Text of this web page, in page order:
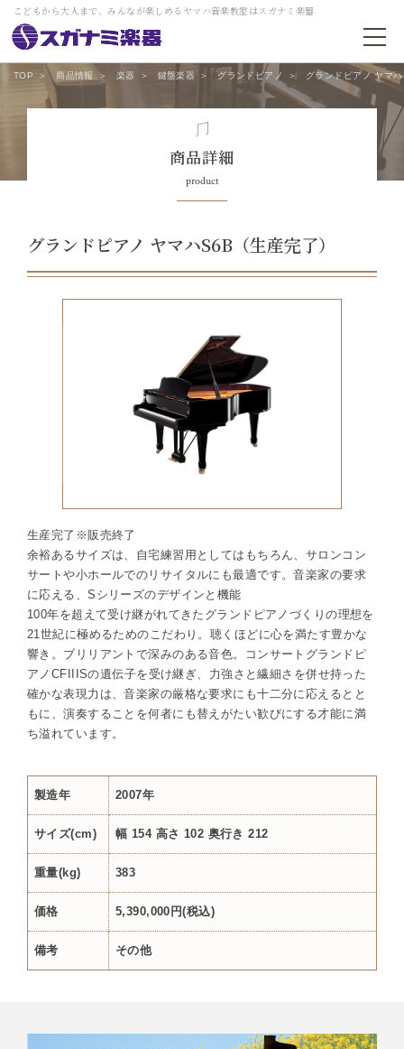
こどもから大人まで、みんなが楽しめるヤマハ音楽教室はスガナミ楽器
TOP 商品情報 楽器 鍵盤楽器 グランドピアノ グランドピアノ ヤマ
商品詳細
product
グランドピアノ ヤマハS6B（生産完了）
生産完了※販売終了
余裕あるサイズは、自宅練習用としてはもちろん、サロンコン
サートや小ホールでのリサイタルにも最適です。音楽家の要求
に応える、Sシリーズのデザインと機能
100年を超えて受け継がれてきたグランドピアノづくりの理想を
21世紀に極めるためのこだわり。聴くほどに心を満たす豊かな
響き。ブリリアントで深みのある音色。コンサートグランドピ
アノCFIIISの遺伝子を受け継ぎ、力強さと繊細さを併せ持った
確かな表現力は、音楽家の厳格な要求にも十二分に応えるとと
もに、演奏することを何者にも替えがたい歓びにする才能に満
ち溢れています。
製造年 2007年
サイズ(cm) 幅 154 高さ 102 奥行き 212
重量(kg) 383
価格 5,390,000円(税込)
備考 その他